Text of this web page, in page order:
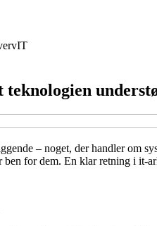
IT
– noget, der handler om
for dem. En klar retning i